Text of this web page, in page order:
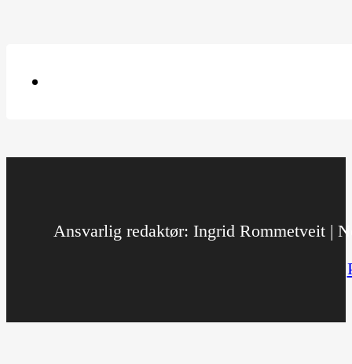
Ansvarlig redaktør: Ingrid Rommetveit |